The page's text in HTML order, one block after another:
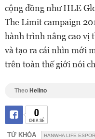
cộng đồng như HLE
The Limit campaign
hành trình nâng cao vị
và tạo ra cái nhìn mới
trên toàn thế giới nói
Theo Helino
0
CHIA SẺ
TỪ KHÓA HANWHA LIFE